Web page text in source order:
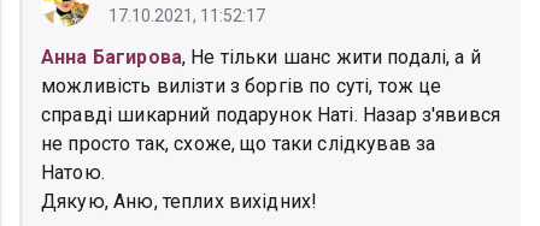
17.10.2021, 11:52:17
Анна Багирова, Не тільки шанс жити подалі, а й
можливість вилізти з боргів по суті, тож це
справді шикарний подарунок Наті. Назар з'явився
не просто так, схоже, що таки слідкував за
Натою.
Дякую, Аню, теплих вихідних!